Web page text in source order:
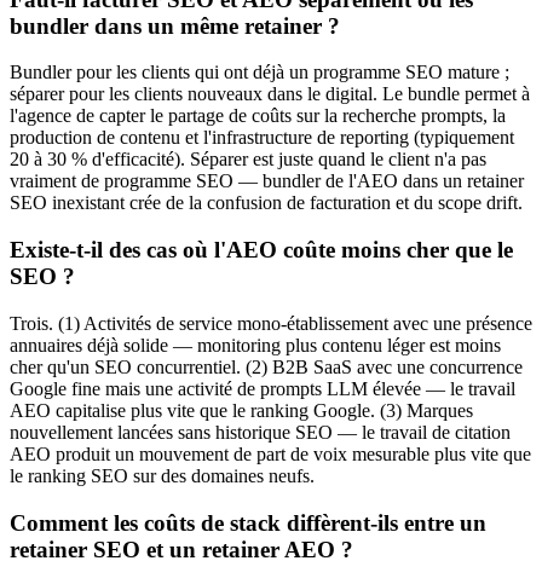
bundler dans un même retainer ?
Bundler pour les clients qui ont déjà un programme SEO mature ;
séparer pour les clients nouveaux dans le digital. Le bundle permet à
l'agence de capter le partage de coûts sur la recherche prompts, la
production de contenu et l'infrastructure de reporting (typiquement
20 à 30 % d'efficacité). Séparer est juste quand le client n'a pas
vraiment de programme SEO — bundler de l'AEO dans un retainer
SEO inexistant crée de la confusion de facturation et du scope drift.
Existe-t-il des cas où l'AEO coûte moins cher que le
SEO ?
Trois. (1) Activités de service mono-établissement avec une présence
annuaires déjà solide — monitoring plus contenu léger est moins
cher qu'un SEO concurrentiel. (2) B2B SaaS avec une concurrence
Google fine mais une activité de prompts LLM élevée — le travail
AEO capitalise plus vite que le ranking Google. (3) Marques
nouvellement lancées sans historique SEO — le travail de citation
AEO produit un mouvement de part de voix mesurable plus vite que
le ranking SEO sur des domaines neufs.
Comment les coûts de stack diffèrent-ils entre un
retainer SEO et un retainer AEO ?